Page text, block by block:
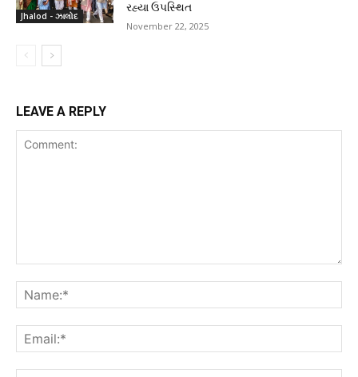
Jhalod - ઝાલોદ
રહ્યા ઉપસ્થિત
November 22, 2025
LEAVE A REPLY